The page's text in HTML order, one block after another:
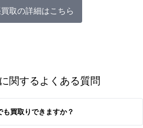
取の詳細はこちら
関するよくある質問
も買取りできますか？